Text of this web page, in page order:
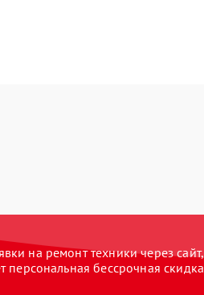
на ремонт техники через сайт,
персональная бессрочная скидка